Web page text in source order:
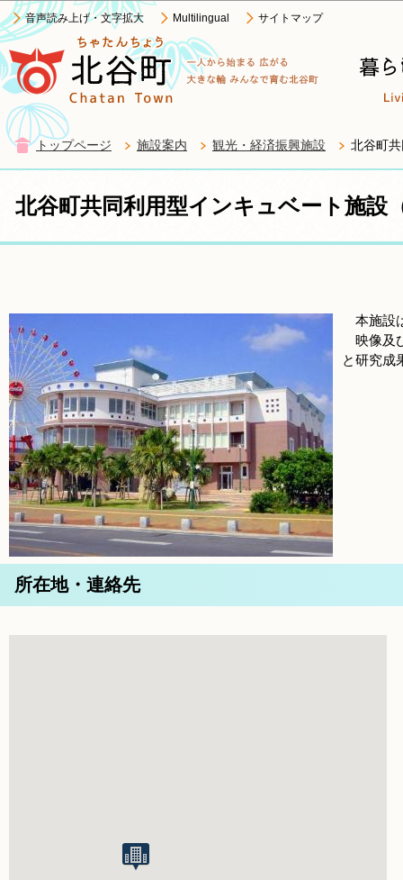
このページの本文へ移動
音声読み上げ・文字拡大 Multilingual サイトマップ
トップページ 施設案内 観光・経済振興施設 北谷町
北谷町共同利用型インキュベート施設
本施設
映像及
と研究成
所在地・連絡先